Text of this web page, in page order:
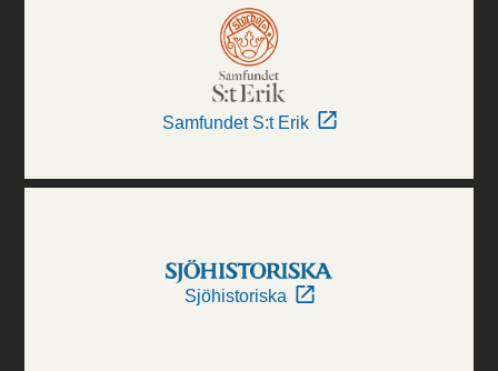
Samfundet S:t Erik
Sjöhistoriska